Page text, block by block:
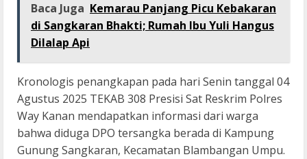
Baca Juga Kemarau Panjang Picu Kebakaran
di Sangkaran Bhakti; Rumah Ibu Yuli Hangus
Dilalap Api
Kronologis penangkapan pada hari Senin tanggal 04
Agustus 2025 TEKAB 308 Presisi Sat Reskrim Polres
Way Kanan mendapatkan informasi dari warga
bahwa diduga DPO tersangka berada di Kampung
Gunung Sangkaran, Kecamatan Blambangan Umpu.